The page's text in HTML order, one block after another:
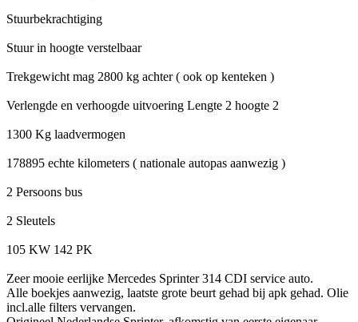
Stuurbekrachtiging
Stuur in hoogte verstelbaar
Trekgewicht mag 2800 kg achter ( ook op kenteken )
Verlengde en verhoogde uitvoering Lengte 2 hoogte 2
1300 Kg laadvermogen
178895 echte kilometers ( nationale autopas aanwezig )
2 Persoons bus
2 Sleutels
105 KW 142 PK
Zeer mooie eerlijke Mercedes Sprinter 314 CDI service auto.
Alle boekjes aanwezig, laatste grote beurt gehad bij apk gehad. Olie
incl.alle filters vervangen.